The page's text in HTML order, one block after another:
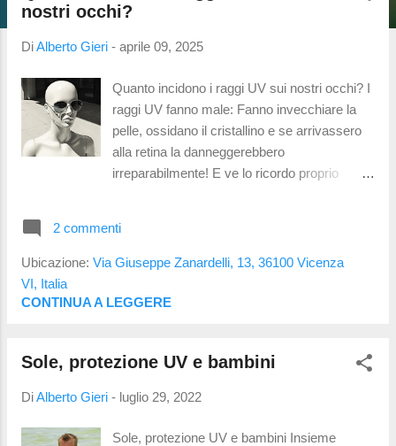
nostri occhi?
DiAlberto Gieri - aprile 09, 2025
Quanto incidono i raggi UV sui nostri occhi? I
raggi UV fanno male: Fanno invecchiare la
pelle, ossidano il cristallino e se arrivassero
alla retina la danneggerebbero
irreparabilmente! E ve lo ricordo proprio
pratica nulla di nuovo sotto il sole
(letteralmente). Tuttavia un recente studio
cui misuriamo i raggi ultravioletti che arrivano
abituati a valutare l'indice UV che arriva sulla
posizionando sensori per la misurazione
2 commenti
Ubicazione: Via Giuseppe Zanardelli, 13, 36100 Vicenza
VI, Italia
CONTINUA A LEGGERE
Sole, protezione UV e bambini
DiAlberto Gieri - luglio 29, 2022
Sole, protezione UV e bambini Insieme